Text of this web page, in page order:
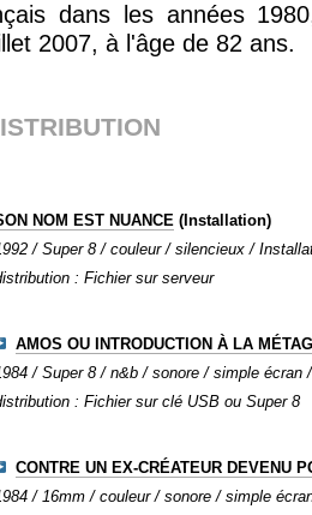
dans les années
2007, à l'âge de 82 ans.
NOM EST NUANCE (Installation)
/ Super 8 / couleur / silencieux /
: Fichier sur serveur
AMOS OU INTRODUCTION À LA
/ Super 8 / n&b / sonore / simple écran
: Fichier sur clé USB ou Super 8
CONTRE UN EX-CRÉATEUR DEVENU
/ 16mm / couleur / sonore / simple